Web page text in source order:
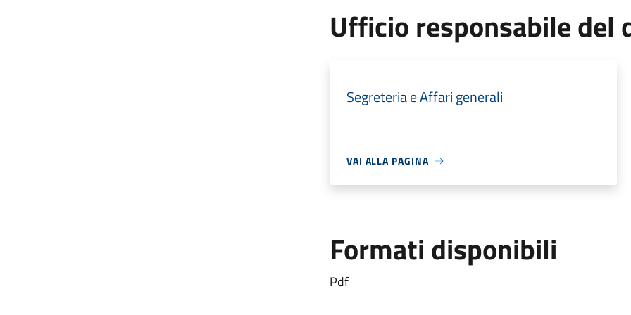
Ufficio responsabile del
Segreteria e Affari generali
VAI ALLA PAGINA
Formati disponibili
Pdf